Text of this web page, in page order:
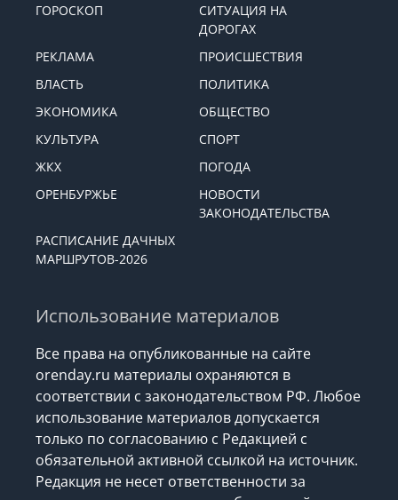
ГОРОСКОП
СИТУАЦИЯ НА
ДОРОГАХ
РЕКЛАМА
ПРОИСШЕСТВИЯ
ВЛАСТЬ
ПОЛИТИКА
ЭКОНОМИКА
ОБЩЕСТВО
КУЛЬТУРА
СПОРТ
ЖКХ
ПОГОДА
ОРЕНБУРЖЬЕ
НОВОСТИ
ЗАКОНОДАТЕЛЬСТВА
РАСПИСАНИЕ ДАЧНЫХ
МАРШРУТОВ-2026
Использование материалов
Все права на опубликованные на сайте
orenday.ru материалы охраняются в
соответствии с законодательством РФ. Любое
использование материалов допускается
только по согласованию с Редакцией с
обязательной активной ссылкой на источник.
Редакция не несет ответственности за